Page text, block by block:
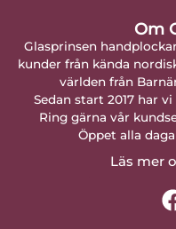
Om
Glasprinsen
kunder från kända
världen från
Sedan start 2017 har
Ring gärna vår
Öppet alla
Läs mer